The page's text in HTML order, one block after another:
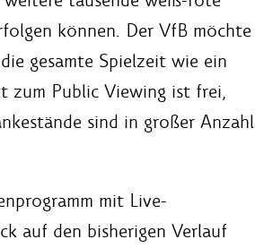
können. Der VfB möchte
gesamte Spielzeit wie ein
zum Public Viewing ist frei,
sind in großer Anzahl
mit Live-
auf den bisherigen Verlauf